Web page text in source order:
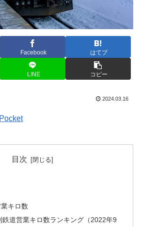
Facebook はてブ
LINE コピー
2024.03.16
Pocket
目次
キロ数
鉄道営業キロ数ランキング（2022年9